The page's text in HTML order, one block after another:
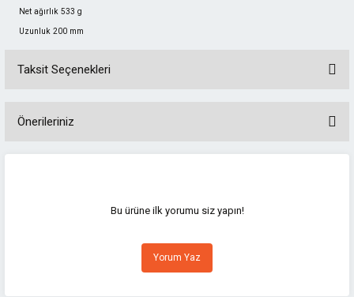
Net ağırlık 533 g
Uzunluk 200 mm
Taksit Seçenekleri
Önerileriniz
Görüş ve önerileriniz için teşekkür ederiz.
Ürün resmi kalitesiz, bozuk veya görüntülenemiyor.
Ürün açıklamasında eksik bilgiler bulunuyor.
Bu ürüne ilk yorumu siz yapın!
Yorum Yaz